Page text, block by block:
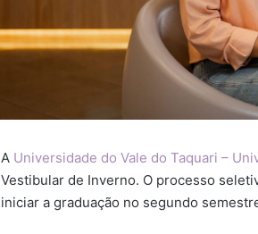
A Universidade do Vale do Taquari –
Vestibular de Inverno. O processo
iniciar a graduação no segundo